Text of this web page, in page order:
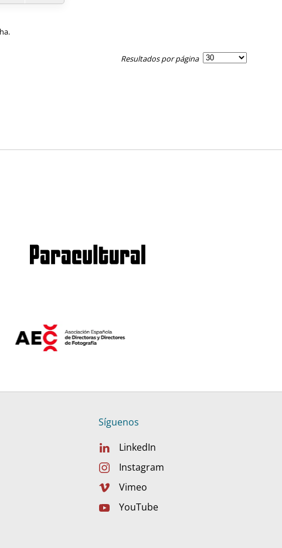
Resultados por página
Síguenos
LinkedIn
Instagram
Vimeo
YouTube